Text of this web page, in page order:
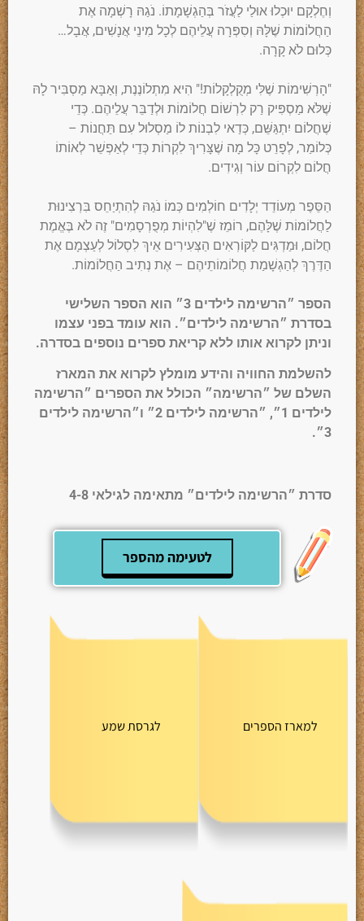
וְחֶלְקָם יוּכְלוּ אוּלַי לַעֲזֹר בְּהַגְשָׁמָתוֹ. נֹגַהּ רָשְׁמָה אֶת
הַחֲלוֹמוֹת שֶׁלָּהּ וְסִפְּרָה עֲלֵיהֶם לְכָל מִינֵי אֲנָשִׁים, אֲבָל…
כְּלוּם לֹא קָרָה.
"הָרְשִׁימוֹת שֶׁלִּי מְקֻלְקָלוֹת!" הִיא מִתְלוֹנֶנֶת, וְאַבָּא מַסְבִּיר לָהּ
שֶׁלֹּא מַסְפִּיק רַק לִרְשׁוֹם חֲלוֹמוֹת וּלְדַבֵּר עֲלֵיהֶם. כְּדֵי
שֶׁחֲלוֹם יִתְגַּשֵּׁם, כְּדַאי לִבְנוֹת לוֹ מַסְלוּל עִם תַּחֲנוֹת –
כְּלוֹמַר, לְפָרֵט כָּל מָה שֶׁצָּרִיךְ לִקְרוֹת כְּדֵי לְאַפְשֵׁר לְאוֹתוֹ
חֲלוֹם לִקְרוֹם עוֹר וְגִידִים.
הַסֵּפֶר מְעוֹדֵד יְלָדִים חוֹלְמִים כְּמוֹ נֹגַהּ לְהִתְיַחֵס בִּרְצִינוּת
לַחֲלוֹמוֹת שֶׁלָּהֶם, רוֹמֵז שֶׁ"לִהְיוֹת מְפֻרְסָמִים" זֶה לֹא בֶּאֱמֶת
חֲלוֹם, וּמַדְגִּים לַקּוֹרְאִים הַצְּעִירִים אֵיךְ לִסְלוֹל לְעַצְמָם אֶת
הַדֶּרֶךְ לְהַגְשָׁמַת חֲלוֹמוֹתֵיהֶם – אֶת נְתִיב הַחֲלוֹמוֹת.
הספר ״הרשימה לילדים 3״ הוא הספר השלישי
בסדרת ״הרשימה לילדים״. הוא עומד בפני עצמו
וניתן לקרוא אותו ללא קריאת ספרים נוספים בסדרה.
להשלמת החוויה והידע מומלץ לקרוא את המארז
השלם של ״הרשימה״ הכולל את הספרים ״הרשימה
לילדים 1״, ״הרשימה לילדים 2״ ו״הרשימה לילדים
3״.
סדרת ״הרשימה לילדים״ מתאימה לגילאי 4-8
לטעימה מהספר
למארז הספרים לגרסת שמע